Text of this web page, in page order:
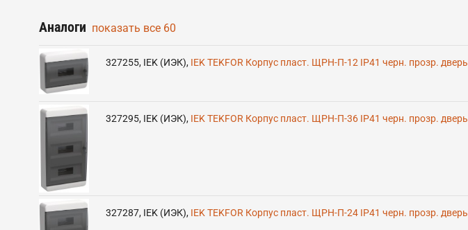
Аналоги показать все 60
327255, IEK (ИЭК), IEK TEKFOR Корпус пласт. ЩРН-П-12 IP41 черн. прозр. дверь
327295, IEK (ИЭК), IEK TEKFOR Корпус пласт. ЩРН-П-36 IP41 черн. прозр. дверь
327287, IEK (ИЭК), IEK TEKFOR Корпус пласт. ЩРН-П-24 IP41 черн. прозр. дверь